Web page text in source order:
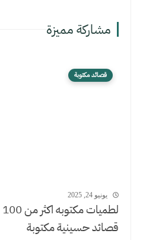
مشاركة مميزة
قصائد مكتوبة
يونيو 24, 2025
قصائد حسينية مكتوبة